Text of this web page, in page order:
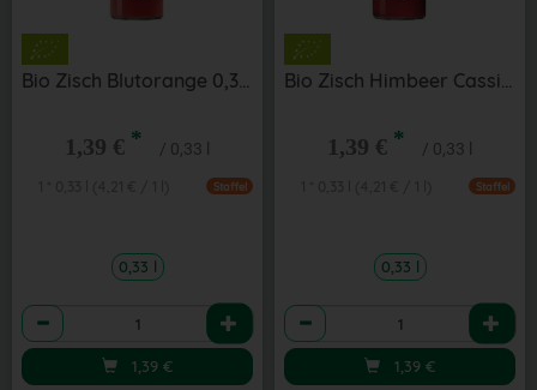
Bio Zisch Blutorange 0,33 l
1,39 € * / 0,33 l
Staffel
0,33 l
Anzahl
1,39 €
Bio Zisch Himbeer Cassis 0,33 l
1,39 € * / 0,33 l
Staffel
0,33 l
Anzahl
1,39 €